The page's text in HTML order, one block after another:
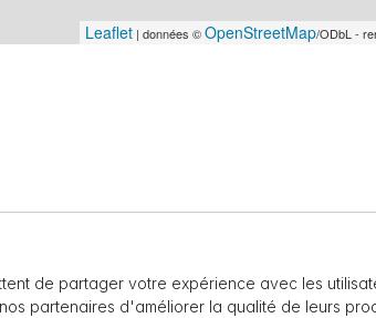
Leaflet | données ©OpenStreetMap/ODbL -
de partager votre expérience avec les
partenaires d'améliorer la qualité de leurs